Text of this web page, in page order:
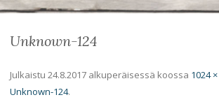
Unknown-124
Julkaistu 24.8.2017 alkuperäisessä koossa 1024
Unknown-124.